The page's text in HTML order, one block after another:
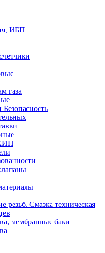
ИБП
газа
резьб. Смазка техническая
мембранные баки